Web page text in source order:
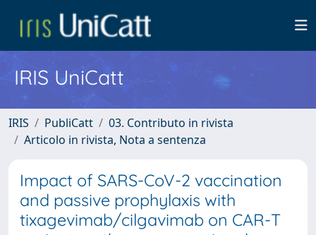
IRIS UniCatt
IRIS PubliCatt
03. Contributo in rivista
Articolo in rivista, Nota a sentenza
Impact of SARS-CoV-2 vaccination
and passive prophylaxis with
tixagevimab/cilgavimab on CAR-T